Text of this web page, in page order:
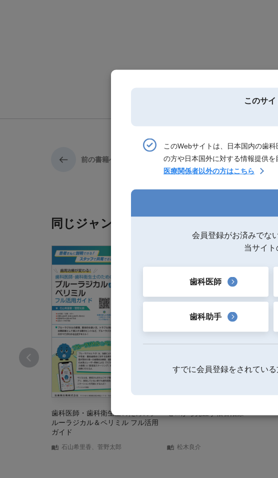
前の書籍へ
同じジャンルの書籍
歯科医師・歯科衛生士のためのブ
ルーラジカル＆ペリミル フル活用
ガイド
石山希里香、菅野太郎
ゼロから見直す根管治療
松木良介
このサイ
このWebサイトは、日本国内の歯
の方や日本国外に対する情報提供を
医療関係者以外の方はこちら
会員登録がお済みでな
当サイト
歯科医師
歯科助手
すでに会員登録をされてい